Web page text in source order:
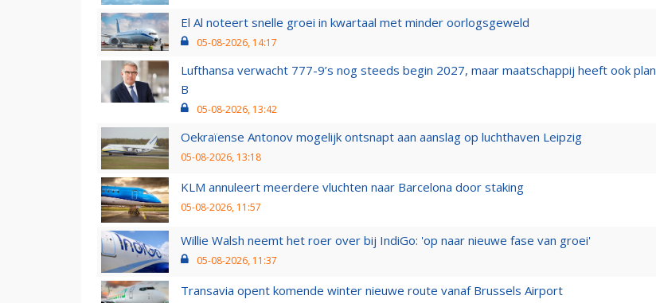
El Al noteert snelle groei in kwartaal met minder oorlogsgeweld
05-08-2026, 14:17
Lufthansa verwacht 777-9’s nog steeds begin 2027, maar maatschappij heeft ook plan
B
05-08-2026, 13:42
Oekraïense Antonov mogelijk ontsnapt aan aanslag op luchthaven Leipzig
05-08-2026, 13:18
KLM annuleert meerdere vluchten naar Barcelona door staking
05-08-2026, 11:57
Willie Walsh neemt het roer over bij IndiGo: 'op naar nieuwe fase van groei'
05-08-2026, 11:37
Transavia opent komende winter nieuwe route vanaf Brussels Airport